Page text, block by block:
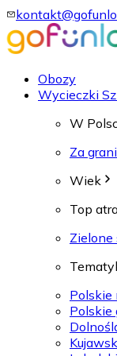
Obozy
Wycieczki
W
Za
Wiek
Top
Zielone
Polskie
Polskie